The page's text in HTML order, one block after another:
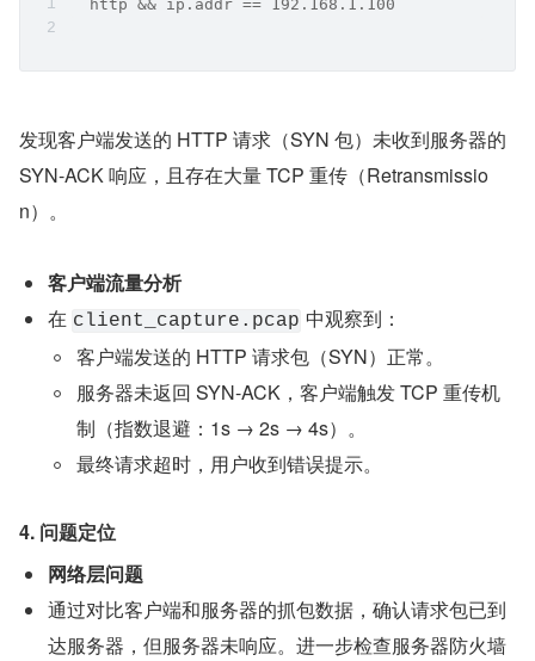
  http && ip.addr == 192.168.1.100
发现客户端发送的 HTTP 请求（SYN 包）未收到服务器的
SYN-ACK 响应，且存在大量 TCP 重传（Retransmissio
n）。
客户端流量分析
在 client_capture.pcap 中观察到：
客户端发送的 HTTP 请求包（SYN）正常。
服务器未返回 SYN-ACK，客户端触发 TCP 重传机
制（指数退避：1s → 2s → 4s）。
最终请求超时，用户收到错误提示。
4. 问题定位
网络层问题
通过对比客户端和服务器的抓包数据，确认请求包已到
达服务器，但服务器未响应。进一步检查服务器防火墙